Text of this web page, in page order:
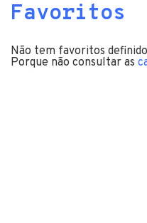
Favoritos
Não tem favoritos
Porque não consultar as